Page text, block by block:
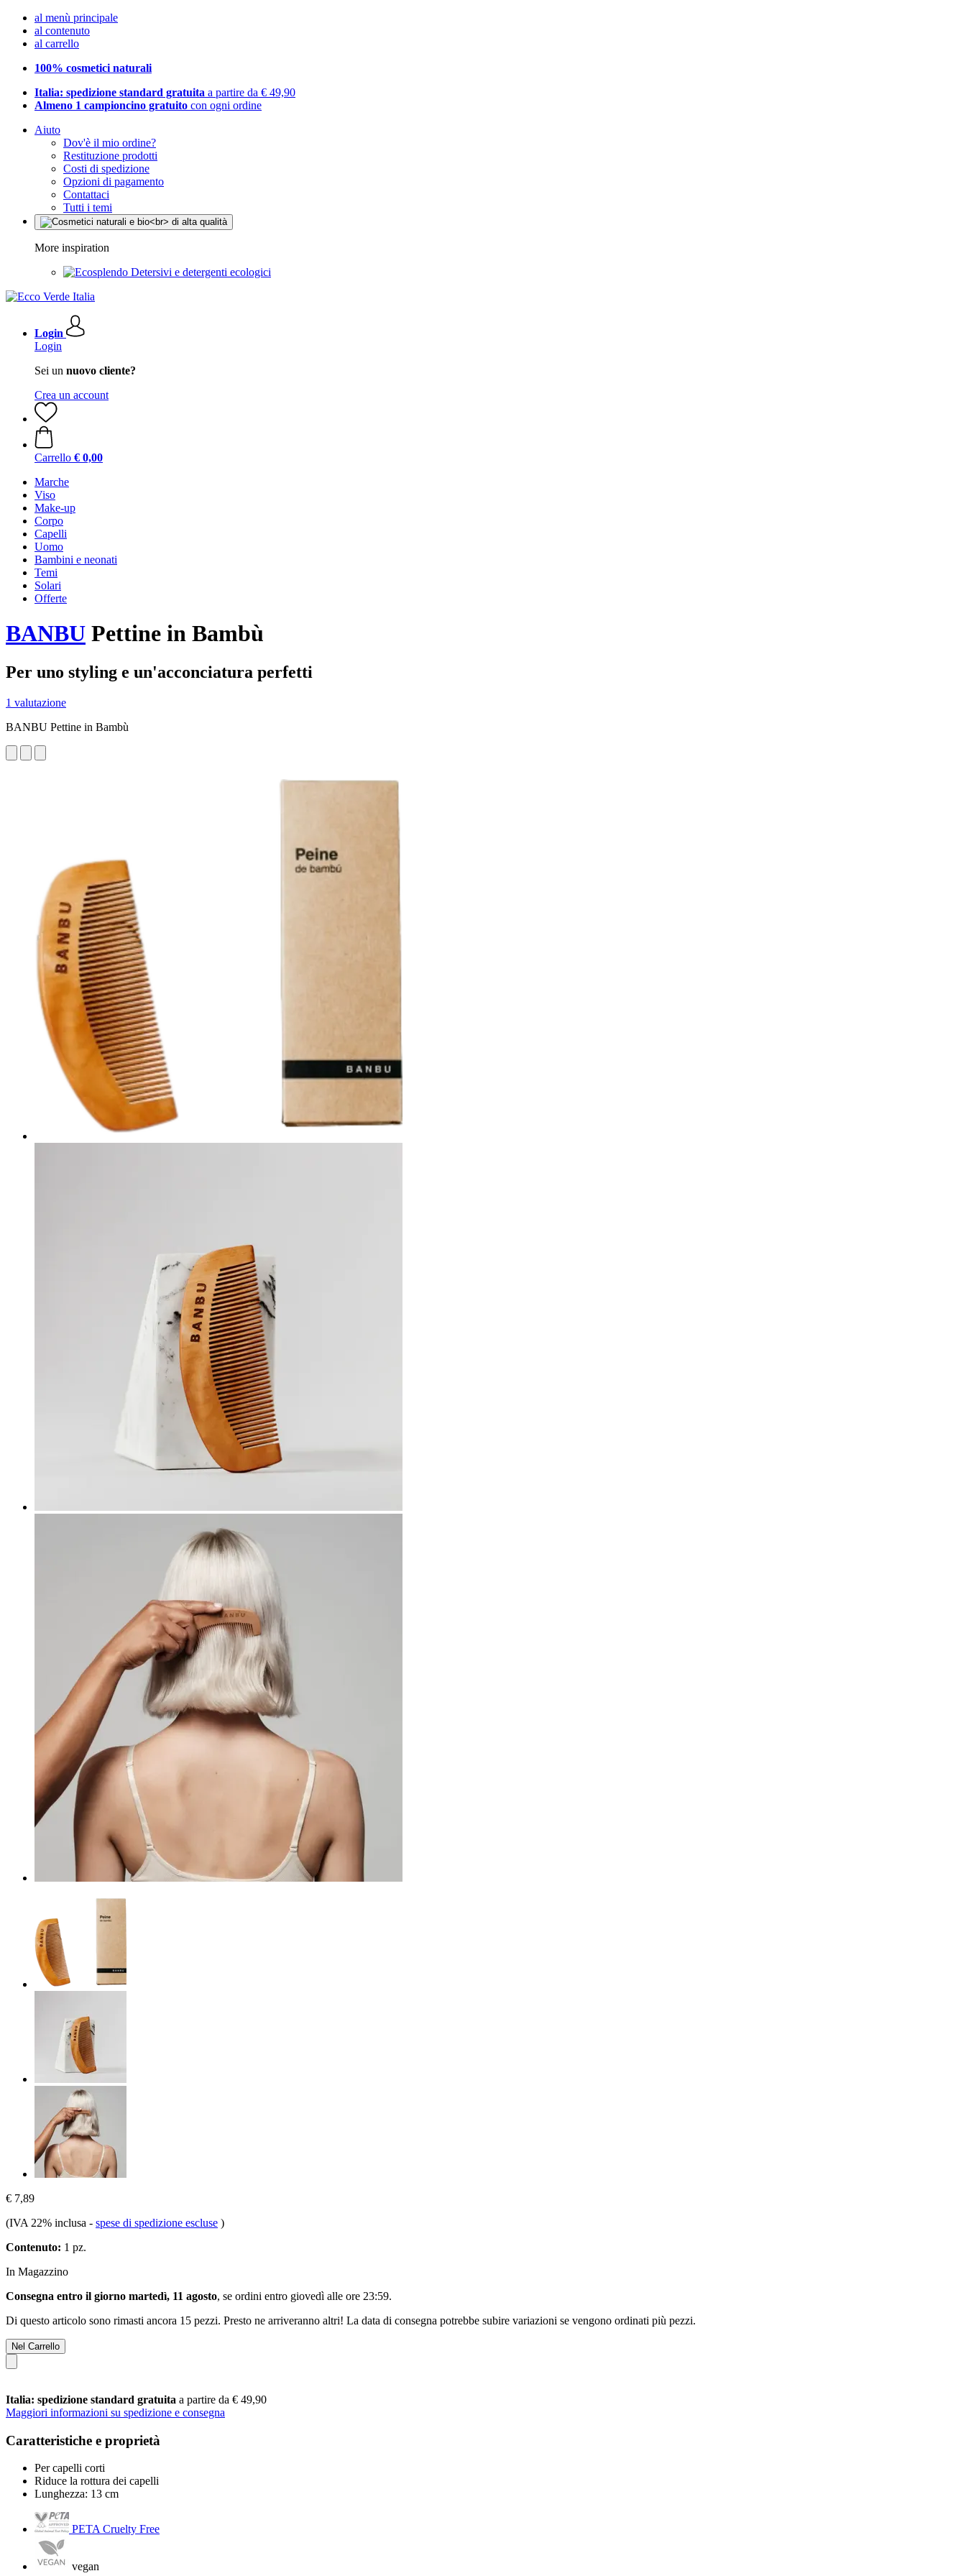
al menù principale
al contenuto
al carrello
100% cosmetici naturali
Italia: spedizione standard gratuita a partire da € 49,90
Almeno 1 campioncino gratuito con ogni ordine
Aiuto
Dov'è il mio ordine?
Restituzione prodotti
Costi di spedizione
Opzioni di pagamento
Contattaci
Tutti i temi
More inspiration
Detersivi e detergenti ecologici
Login
Login
Sei un nuovo cliente?
Crea un account
Carrello € 0,00
Marche
Viso
Make-up
Corpo
Capelli
Uomo
Bambini e neonati
Temi
Solari
Offerte
BANBU Pettine in Bambù
Per uno styling e un'acconciatura perfetti
1 valutazione
BANBU Pettine in Bambù
€ 7,89
(IVA 22% inclusa - spese di spedizione escluse )
Contenuto: 1 pz.
In Magazzino
Consegna entro il giorno martedì, 11 agosto, se ordini entro giovedì alle ore 23:59.
Di questo articolo sono rimasti ancora 15 pezzi. Presto ne arriveranno altri! La data di consegna potrebbe subire variazioni se vengono ordinati più pezzi.
Nel Carrello
Italia: spedizione standard gratuita a partire da € 49,90
Maggiori informazioni su spedizione e consegna
Caratteristiche e proprietà
Per capelli corti
Riduce la rottura dei capelli
Lunghezza: 13 cm
PETA Cruelty Free
vegan